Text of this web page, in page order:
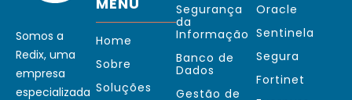
Somos a
Redix, uma
empresa
especializada
Home
Sobre
Soluções
Segurança
da
Informação
Banco de
Dados
Gestão de
Oracle
Sentinela
Segura
Fortinet